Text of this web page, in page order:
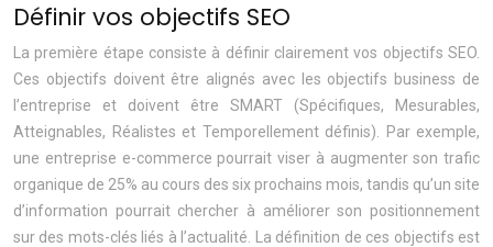
Définir vos objectifs SEO
La première étape consiste à définir clairement vos objectifs SEO.
Ces objectifs doivent être alignés avec les objectifs business de
l’entreprise et doivent être SMART (Spécifiques, Mesurables,
Atteignables, Réalistes et Temporellement définis). Par exemple,
une entreprise e-commerce pourrait viser à augmenter son trafic
organique de 25% au cours des six prochains mois, tandis qu’un site
d’information pourrait chercher à améliorer son positionnement
sur des mots-clés liés à l’actualité. La définition de ces objectifs est